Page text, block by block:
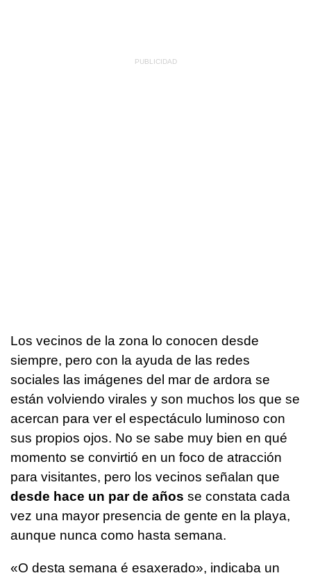
Los vecinos de la zona lo conocen desde
siempre, pero con la ayuda de las redes
sociales las imágenes del mar de ardora se
están volviendo virales y son muchos los que se
acercan para ver el espectáculo luminoso con
sus propios ojos. No se sabe muy bien en qué
momento se convirtió en un foco de atracción
para visitantes, pero los vecinos señalan que
desde hace un par de años se constata cada
vez una mayor presencia de gente en la playa,
aunque nunca como hasta semana.
«O desta semana é esaxerado», indicaba un